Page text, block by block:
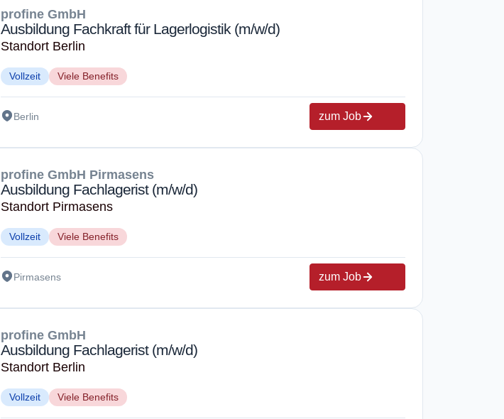
profine GmbH
Ausbildung Fachkraft für Lagerlogistik (m/w/d)
Standort Berlin
Vollzeit Viele Benefits
Berlin zum Job
profine GmbH Pirmasens
Ausbildung Fachlagerist (m/w/d)
Standort Pirmasens
Vollzeit Viele Benefits
Pirmasens zum Job
profine GmbH
Ausbildung Fachlagerist (m/w/d)
Standort Berlin
Vollzeit Viele Benefits